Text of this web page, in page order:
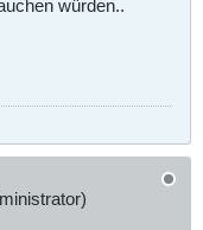
würden..